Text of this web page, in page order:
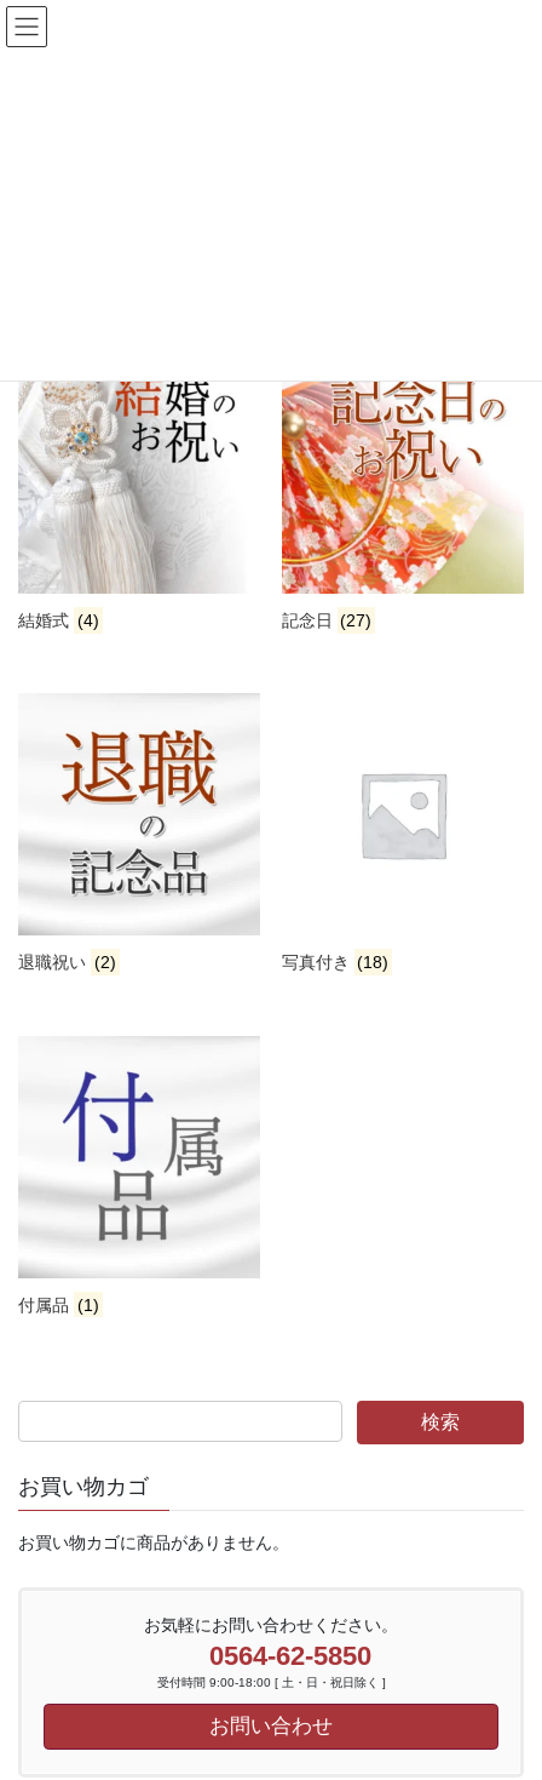
結婚式 (4) 記念日 (27)
退職祝い (2) 写真付き (18)
付属品 (1)
お買い物カゴ
お買い物カゴに商品がありません。
お気軽にお問い合わせください。
0564-62-5850
受付時間 9:00-18:00 [ 土・日・祝日除く ]
お問い合わせ